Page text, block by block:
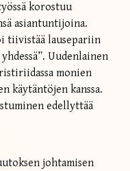
korostuu
asiantuntijoina.
tiivistää lausepariin
Uudenlainen
monien
käytäntöjen kanssa.
edellyttää
johtamisen